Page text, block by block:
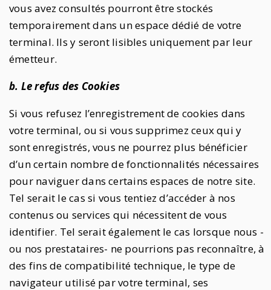
vous avez consultés pourront être stockés
temporairement dans un espace dédié de votre
terminal. Ils y seront lisibles uniquement par leur
émetteur.
b. Le refus des Cookies
Si vous refusez l’enregistrement de cookies dans
votre terminal, ou si vous supprimez ceux qui y
sont enregistrés, vous ne pourrez plus bénéficier
d’un certain nombre de fonctionnalités nécessaires
pour naviguer dans certains espaces de notre site.
Tel serait le cas si vous tentiez d’accéder à nos
contenus ou services qui nécessitent de vous
identifier. Tel serait également le cas lorsque nous -
ou nos prestataires- ne pourrions pas reconnaître, à
des fins de compatibilité technique, le type de
navigateur utilisé par votre terminal, ses